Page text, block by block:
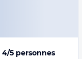
5 personnes